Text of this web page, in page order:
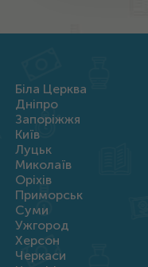
Біла Церква
Дніпро
Запоріжжя
Київ
Луцьк
Миколаїв
Оріхів
Приморськ
Суми
Ужгород
Херсон
Черкаси